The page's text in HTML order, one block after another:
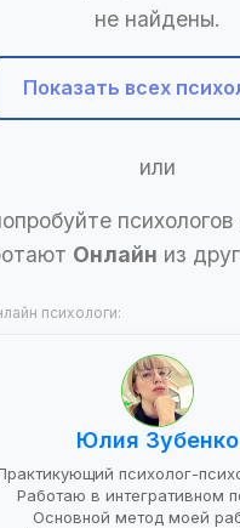
не найдены.
Показать всех
или
Онлайн из
психологи:
Юлия Зубенко
психолог-
Работаю в интегративном
Основной метод моей